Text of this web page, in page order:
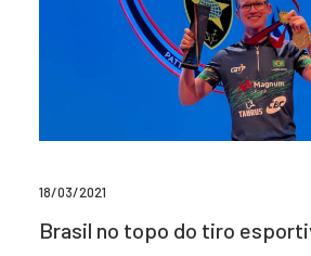
18/03/2021
Brasil no topo do tiro